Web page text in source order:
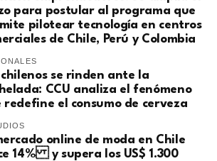
para postular al programa que
pilotear tecnología en centros
de Chile, Perú y Colombia
chilenos se rinden ante la
CCU analiza el fenómeno
redefine el consumo de cerveza
online de moda en Chile
14% y supera los US$ 1.300